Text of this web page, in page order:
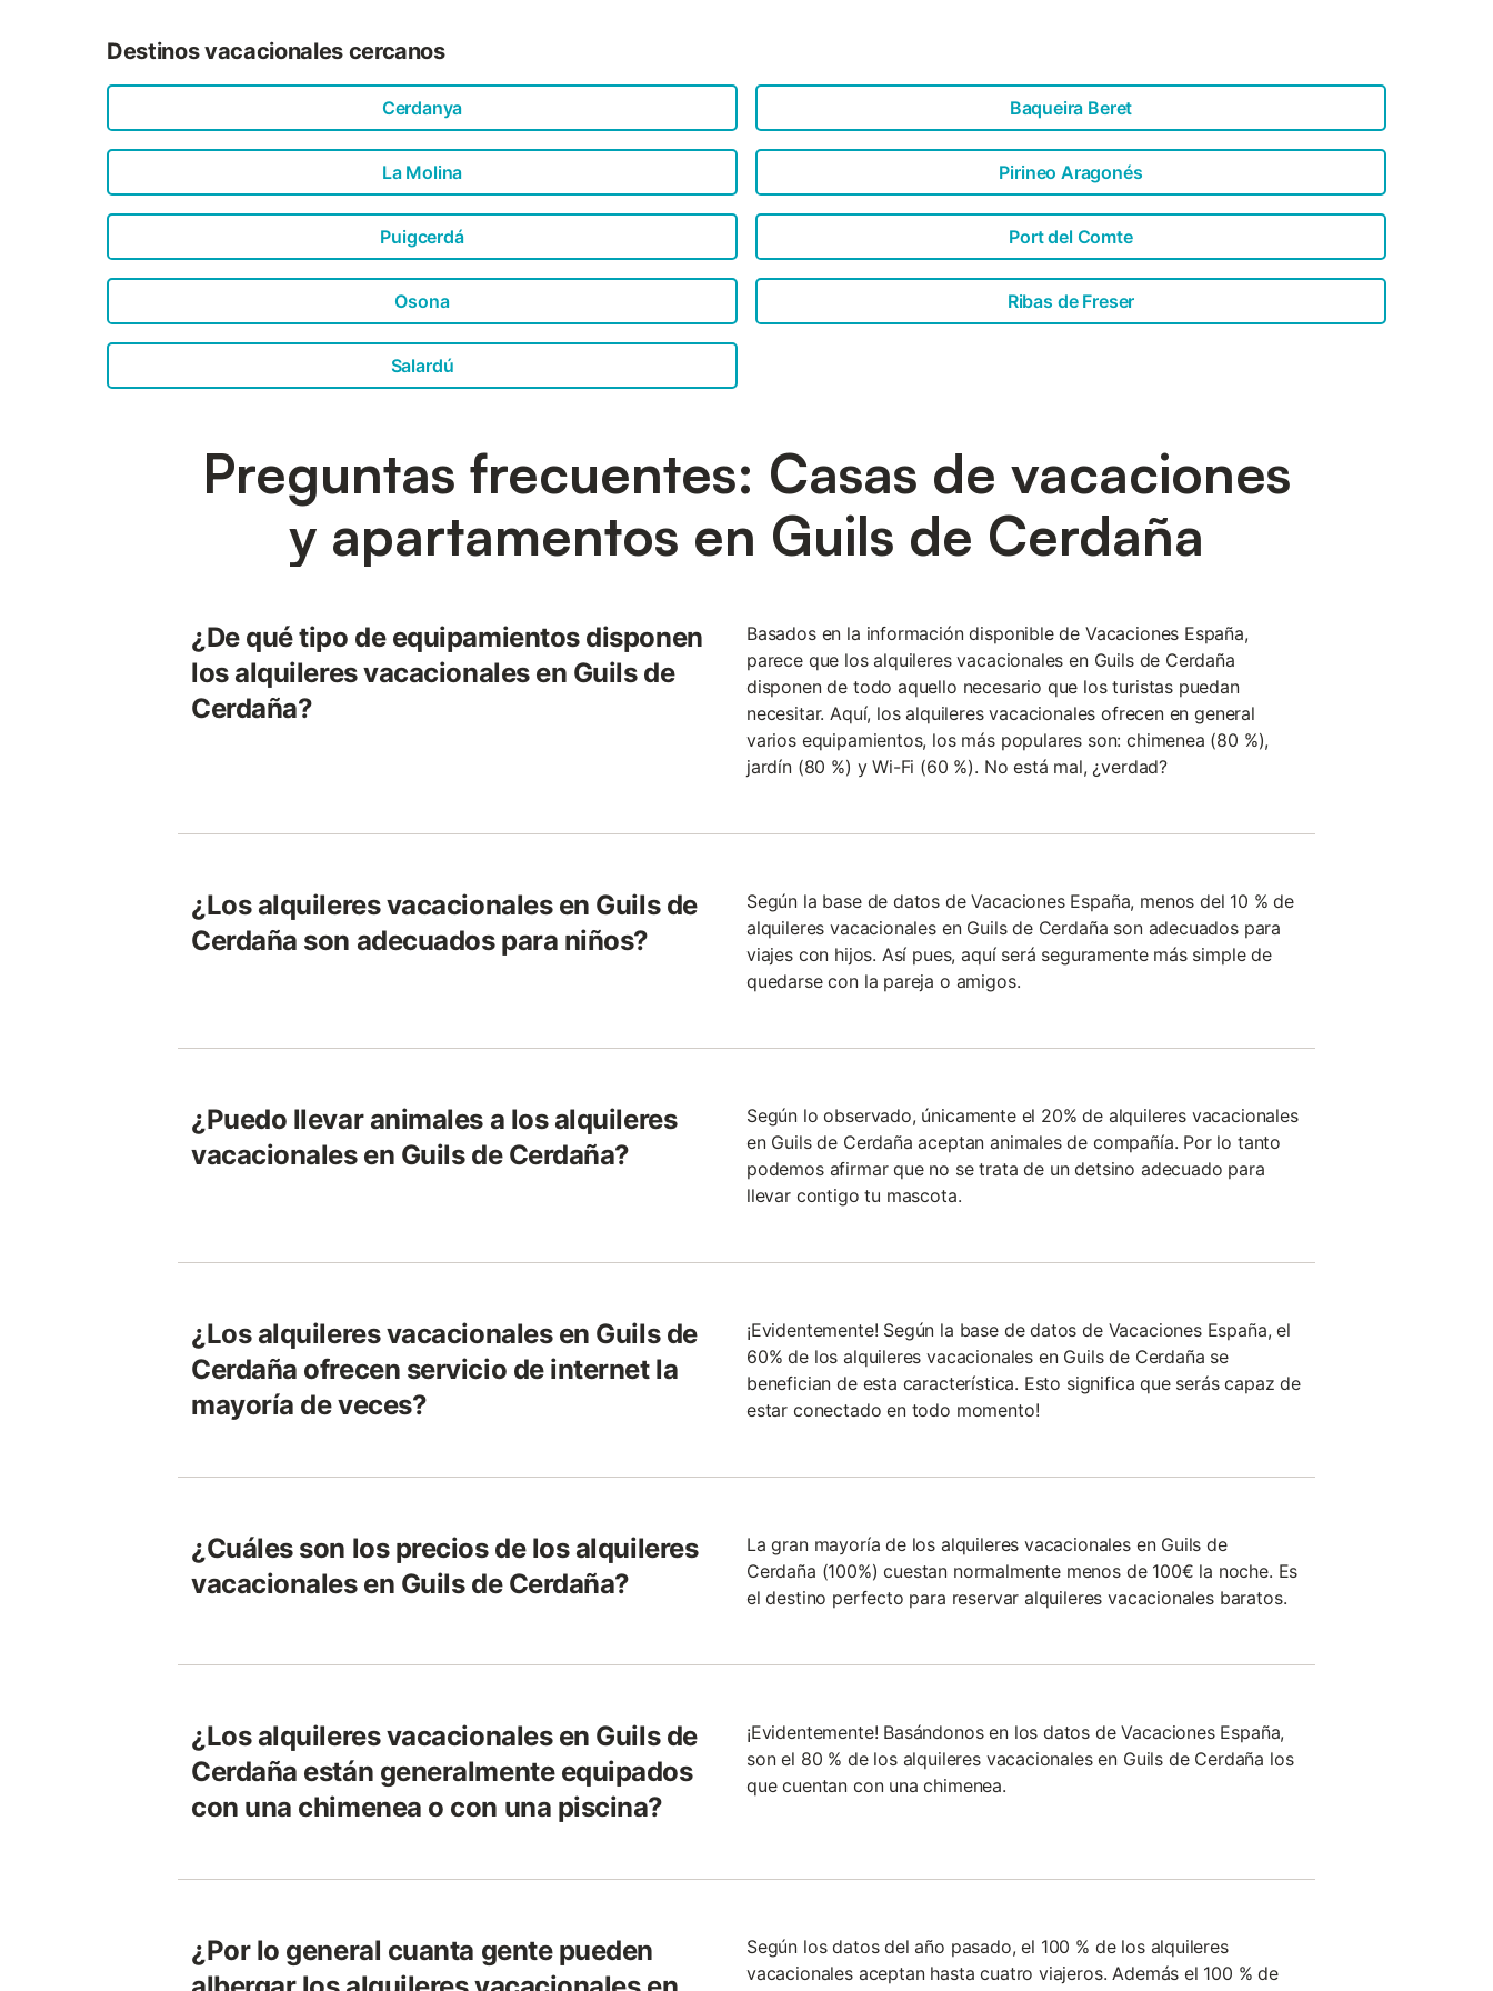
Destinos vacacionales cercanos
Cerdanya Baqueira Beret
La Molina Pirineo Aragonés
Puigcerdá Port del Comte
Osona Ribas de Freser
Salardú
Preguntas frecuentes: Casas de vacaciones
y apartamentos en Guils de Cerdaña
¿De qué tipo de equipamientos disponen
los alquileres vacacionales en Guils de
Cerdaña?
Basados en la información disponible de Vacaciones España,
parece que los alquileres vacacionales en Guils de Cerdaña
disponen de todo aquello necesario que los turistas puedan
necesitar. Aquí, los alquileres vacacionales ofrecen en general
varios equipamientos, los más populares son: chimenea (80 %),
jardín (80 %) y Wi-Fi (60 %). No está mal, ¿verdad?
¿Los alquileres vacacionales en Guils de
Cerdaña son adecuados para niños?
Según la base de datos de Vacaciones España, menos del 10 % de
alquileres vacacionales en Guils de Cerdaña son adecuados para
viajes con hijos. Así pues, aquí será seguramente más simple de
quedarse con la pareja o amigos.
¿Puedo llevar animales a los alquileres
vacacionales en Guils de Cerdaña?
Según lo observado, únicamente el 20% de alquileres vacacionales
en Guils de Cerdaña aceptan animales de compañía. Por lo tanto
podemos afirmar que no se trata de un detsino adecuado para
llevar contigo tu mascota.
¿Los alquileres vacacionales en Guils de
Cerdaña ofrecen servicio de internet la
mayoría de veces?
¡Evidentemente! Según la base de datos de Vacaciones España, el
60% de los alquileres vacacionales en Guils de Cerdaña se
benefician de esta característica. Esto significa que serás capaz de
estar conectado en todo momento!
¿Cuáles son los precios de los alquileres
vacacionales en Guils de Cerdaña?
La gran mayoría de los alquileres vacacionales en Guils de
Cerdaña (100%) cuestan normalmente menos de 100€ la noche. Es
el destino perfecto para reservar alquileres vacacionales baratos.
¿Los alquileres vacacionales en Guils de
Cerdaña están generalmente equipados
con una chimenea o con una piscina?
¡Evidentemente! Basándonos en los datos de Vacaciones España,
son el 80 % de los alquileres vacacionales en Guils de Cerdaña los
que cuentan con una chimenea.
¿Por lo general cuanta gente pueden
Según los datos del año pasado, el 100 % de los alquileres
vacacionales aceptan hasta cuatro viajeros. Además el 100 % de